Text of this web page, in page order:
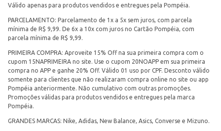
Válido apenas para produtos vendidos e entregues pela Pompéia.
PARCELAMENTO: Parcelamento de 1x a 5x sem juros, com parcela
mínima de R$ 9,99. De 6x a 10x com juros no Cartão Pompéia, com
parcela mínima de R$ 9,99.
PRIMEIRA COMPRA: Aproveite 15% Off na sua primeira compra com o
cupom 15NAPRIMEIRA no site. Use o cupom 20NOAPP em sua primeira
compra no APP e ganhe 20% Off. Válido 01 uso por CPF. Desconto válido
somente para clientes que não realizaram compra online no site ou app
Pompéia anteriormente. Não cumulativo com outras promoções.
Promoções válidas para produtos vendidos e entregues pela marca
Pompéia.
GRANDES MARCAS: Nike, Adidas, New Balance, Asics, Converse e Mizuno.